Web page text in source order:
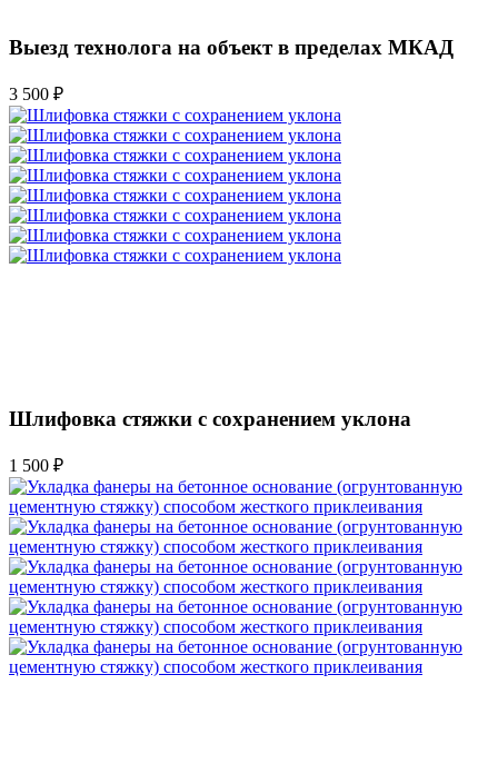
Выезд технолога на объект в пределах МКАД
3 500 ₽
Шлифовка стяжки с сохранением уклона
1 500 ₽